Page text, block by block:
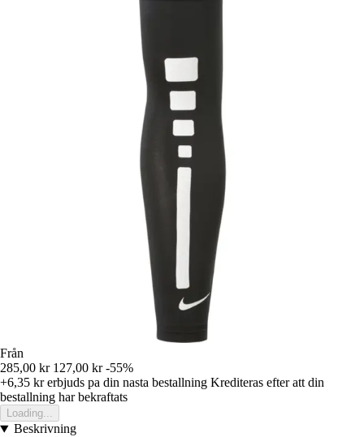
Från
285,00 kr 127,00 kr -55%
+6,35 krerbjuds pa din nasta bestallning Krediteras efter att din
bestallning har bekraftats
Loading...
Beskrivning